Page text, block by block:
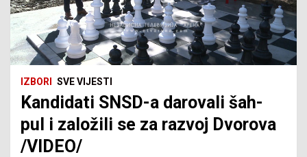
IZBORI SVE VIJESTI
Kandidati SNSD-a darovali šah-
pul i založili se za razvoj Dvorova
/VIDEO/